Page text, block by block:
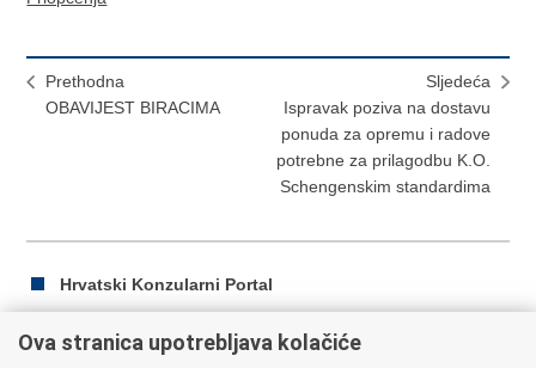
Prethodna
OBAVIJEST BIRACIMA
Sljedeća
Ispravak poziva na dostavu
ponuda za opremu i radove
potrebne za prilagodbu K.O.
Schengenskim standardima
Hrvatski Konzularni Portal
Ova stranica upotrebljava kolačiće